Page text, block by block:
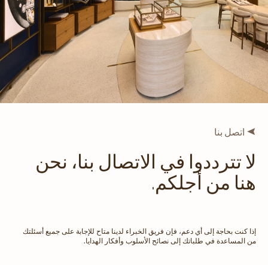
اتصل بنا
لا تترددوا في الاتصال بنا، نحن
هنا من أجلكم.
إذا كنت بحاجة إلى أي دعم، فإن فريق الخبراء لدينا متاح للإجابة على جميع أسئلتك
من المساعدة في طلباتك إلى نصائح الأسلوب وأفكار الهدايا.